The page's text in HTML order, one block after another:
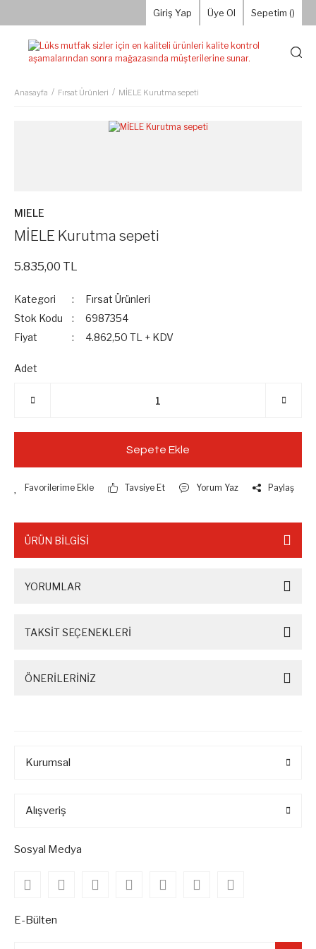
Giriş Yap Üye Ol Sepetim ()
Anasayfa Fırsat Ürünleri MİELE Kurutma sepeti
MIELE
MİELE Kurutma sepeti
5.835,00 TL
Kategori
Fırsat Ürünleri
Stok Kodu
6987354
Fiyat
4.862,50 TL + KDV
Adet
Sepete Ekle
Tavsiye Et Yorum Yaz Paylaş
ÜRÜN BİLGİSİ
YORUMLAR
TAKSİT SEÇENEKLERİ
ÖNERİLERİNİZ
Kurumsal
Alışveriş
Sosyal Medya
E-Bülten